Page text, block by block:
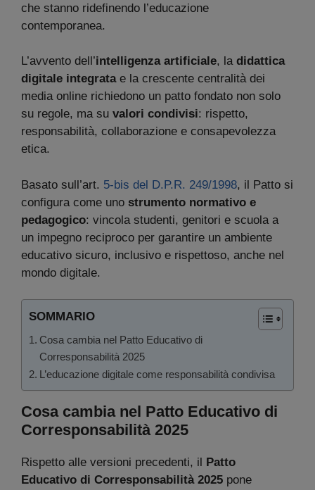
che stanno ridefinendo l’educazione
contemporanea.
L’avvento dell’intelligenza artificiale, la didattica
digitale integratae la crescente centralità dei
media online richiedono un patto fondato non solo
su regole, ma su valori condivisi: rispetto,
responsabilità, collaborazione e consapevolezza
etica.
Basato sull’art. 5-bis del D.P.R. 249/1998, il Patto si
configura come uno strumento normativo e
pedagogico: vincola studenti, genitori e scuola a
un impegno reciproco per garantire un ambiente
educativo sicuro, inclusivo e rispettoso, anche nel
mondo digitale.
SOMMARIO
Cosa cambia nel Patto Educativo di
Corresponsabilità 2025
L’educazione digitale come responsabilità condivisa
Cosa cambia nel Patto Educativo di
Corresponsabilità 2025
Rispetto alle versioni precedenti, il Patto
Educativo di Corresponsabilità 2025 pone